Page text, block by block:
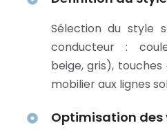
Sélection du style
conducteur :
beige, gris),
mobilier aux lignes
Optimisation des